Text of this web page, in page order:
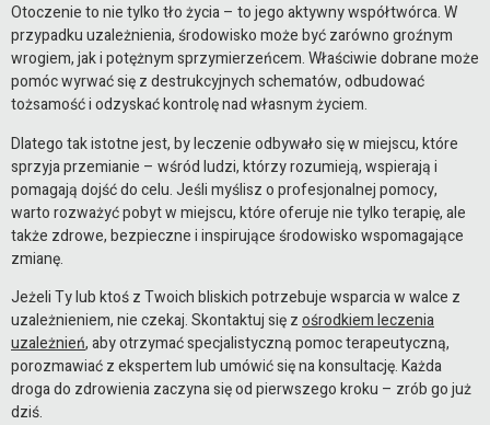
Otoczenie to nie tylko tło życia – to jego aktywny współtwórca. W
przypadku uzależnienia, środowisko może być zarówno groźnym
wrogiem, jak i potężnym sprzymierzeńcem. Właściwie dobrane może
pomóc wyrwać się z destrukcyjnych schematów, odbudować
tożsamość i odzyskać kontrolę nad własnym życiem.
Dlatego tak istotne jest, by leczenie odbywało się w miejscu, które
sprzyja przemianie – wśród ludzi, którzy rozumieją, wspierają i
pomagają dojść do celu. Jeśli myślisz o profesjonalnej pomocy,
warto rozważyć pobyt w miejscu, które oferuje nie tylko terapię, ale
także zdrowe, bezpieczne i inspirujące środowisko wspomagające
zmianę.
Jeżeli Ty lub ktoś z Twoich bliskich potrzebuje wsparcia w walce z
uzależnieniem, nie czekaj. Skontaktuj się zośrodkiem leczenia
uzależnień, aby otrzymać specjalistyczną pomoc terapeutyczną,
porozmawiać z ekspertem lub umówić się na konsultację. Każda
droga do zdrowienia zaczyna się od pierwszego kroku – zrób go już
dziś.